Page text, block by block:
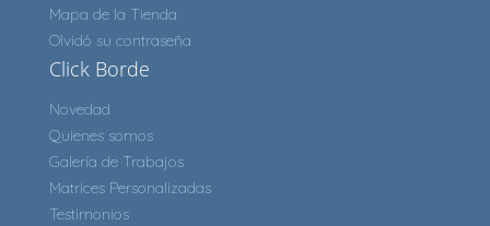
Mapa de la Tienda
Olvidó su contraseña
Click Borde
Novedad
Quienes somos
Galería de Trabajos
Matrices Personalizadas
Testimonios